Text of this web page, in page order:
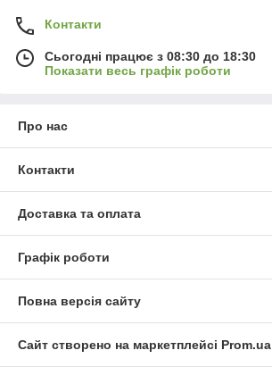
Контакти
Сьогодні працює з 08:30 до 18:30
Показати весь графік роботи
Про нас
Контакти
Доставка та оплата
Графік роботи
Повна версія сайту
Сайт створено на маркетплейсі Prom.ua